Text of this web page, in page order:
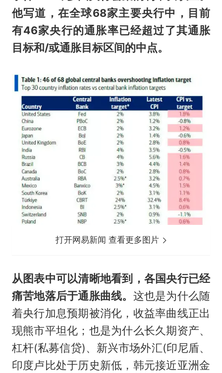
他写道，在全球68家主要央行中，目前
有46家央行的通胀率已经超过了其通胀
目标和/或通胀目标区间的中点。
打开网易新闻 查看更多图片
从图表中可以清晰地看到，各国央行已经
痛苦地落后于通胀曲线。 这也是为什么随
着央行加息预期被消化，收益率曲线正出
现熊市平坦化；也是为什么长久期资产、
杠杆(私募信贷)、新兴市场外汇(印尼盾、
印度卢比处于历史新低，韩元接近亚洲金